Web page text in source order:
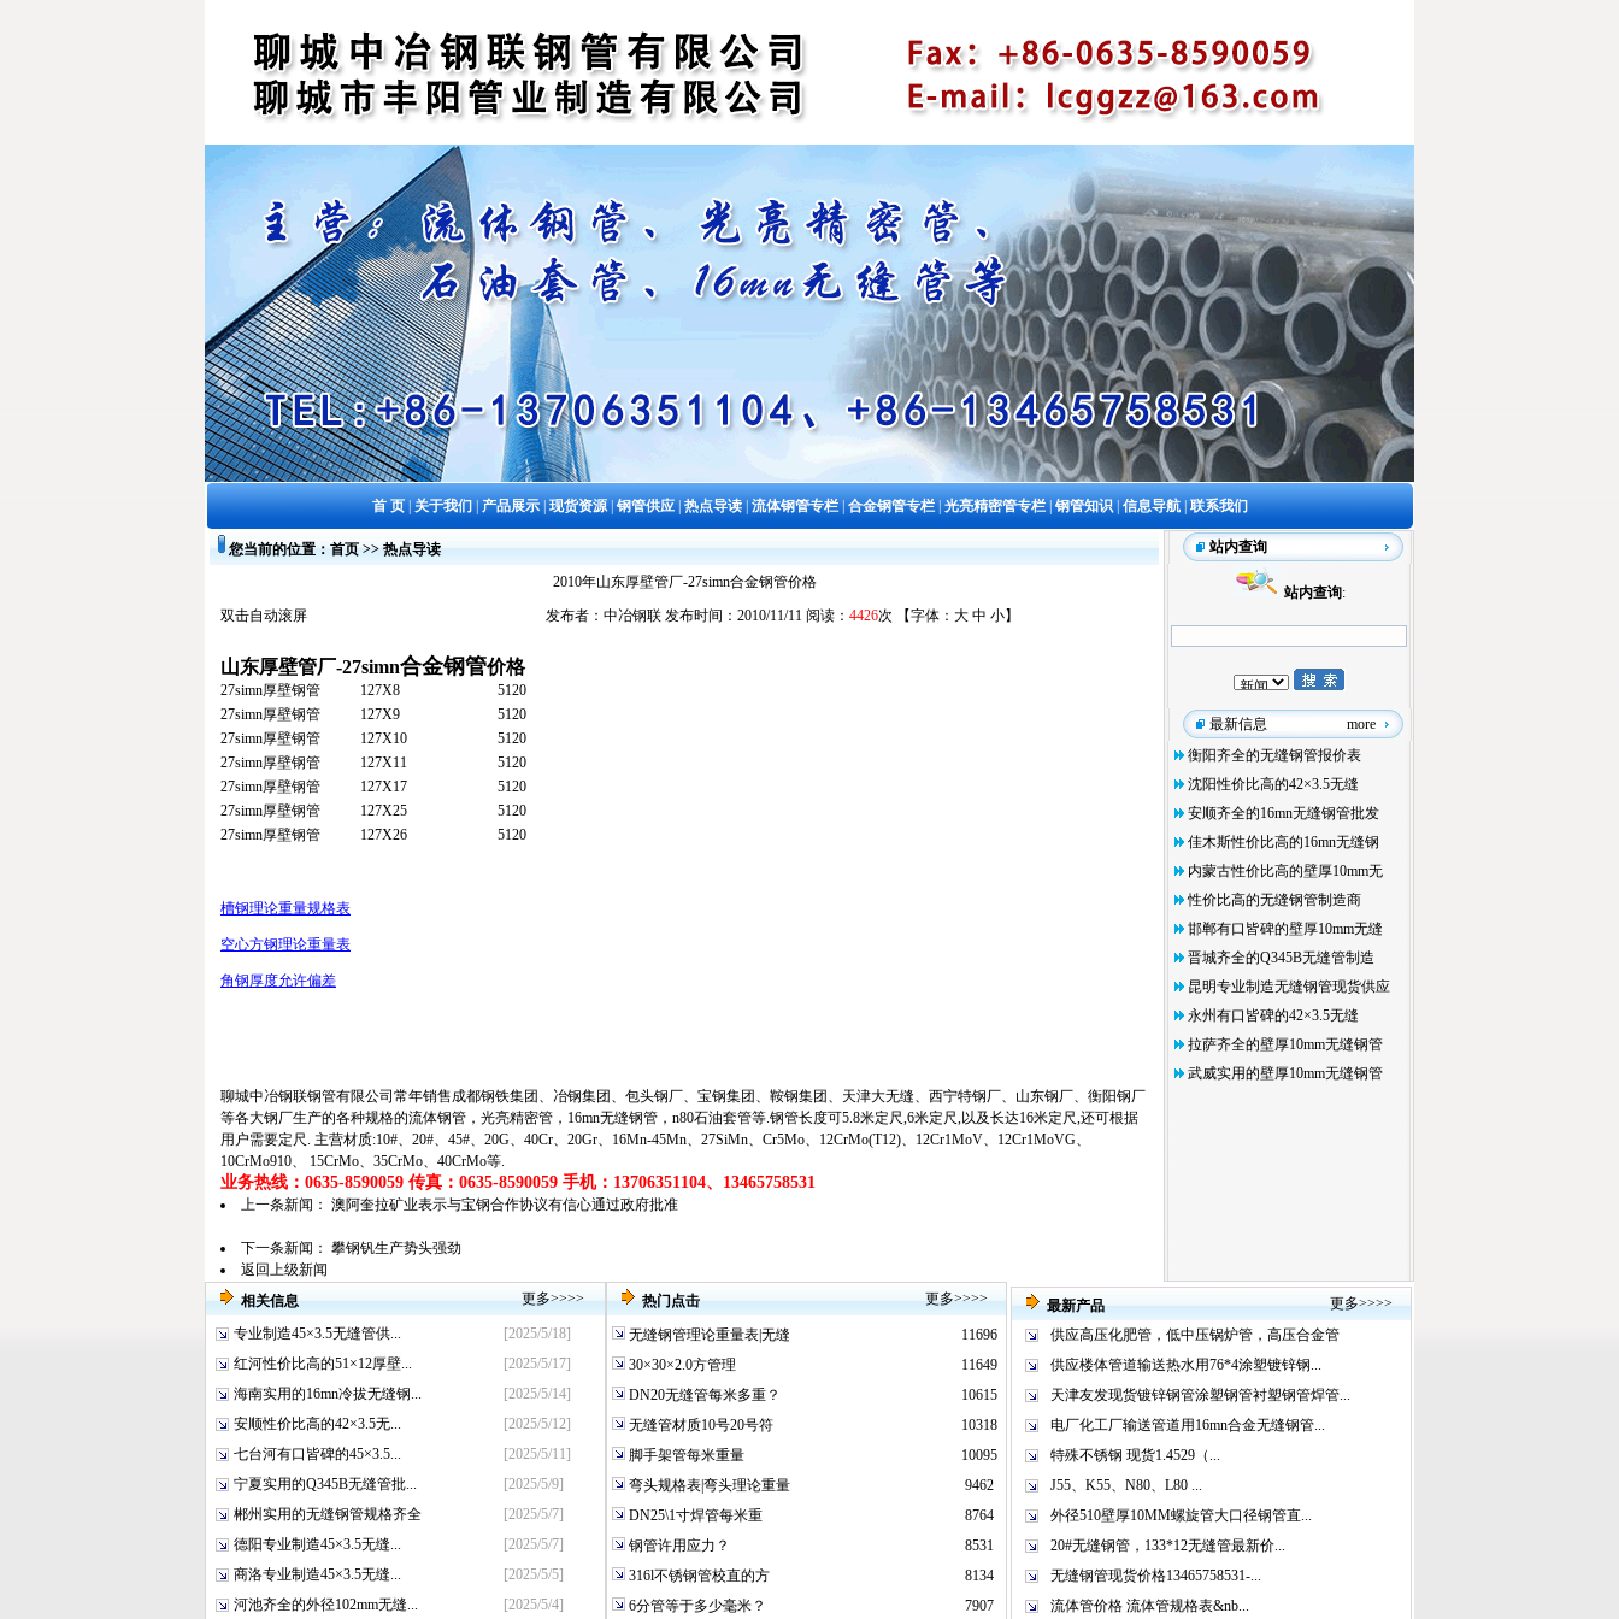
首 页|关于我们|产品展示|现货资源|钢管供应|热点导读|流体钢管专栏|合金钢管专栏|光亮精密管专栏|钢管知识|信息导航 |联系我们
您当前的位置：首页>>热点导读
2010年山东厚壁管厂-27simn合金钢管价格
双击自动滚屏
发布者：中冶钢联 发布时间：2010/11/11 阅读： 4426次 【字体： 大 中 小】
山东厚壁管厂-27simn合金钢管价格
27simn厚壁钢管 127X8
5120
27simn厚壁钢管 127X9
5120
27simn厚壁钢管 127X10
5120
27simn厚壁钢管 127X11
5120
27simn厚壁钢管 127X17
5120
27simn厚壁钢管 127X25
5120
27simn厚壁钢管 127X26 5120
槽钢理论重量规格表
空心方钢理论重量表
角钢厚度允许偏差
聊城中冶钢联钢管有限公司常年销售成都钢铁集团、冶钢集团、包头钢厂、宝钢集团、鞍钢集团、天津大无缝、西宁特钢厂、山东钢厂、衡阳钢厂
等各大钢厂生产的各种规格的流体钢管 ， 光亮精密管 ， 16mn无缝钢管 ， n80石油套管等.钢管长度可5.8米定尺,6米定尺,以及长达16米定尺,还可根据
用户需要定尺. 主营材质:10#、20#、45#、20G、40Cr、20Gr、16Mn-45Mn、27SiMn、Cr5Mo、12CrMo(T12)、12Cr1MoV、12Cr1MoVG、
10CrMo910、 15CrMo、35CrMo、40CrMo等.
业务热线：0635-8590059 传真：0635-8590059 手机：13706351104、13465758531
上一条新闻： 澳阿奎拉矿业表示与宝钢合作协议有信心通过政府批准
下一条新闻： 攀钢钒生产势头强劲
返回上级新闻
站内查询
站内查询:
最新信息 more
衡阳齐全的无缝钢管报价表
沈阳性价比高的42×3.5无缝
安顺齐全的16mn无缝钢管批发
佳木斯性价比高的16mn无缝钢
内蒙古性价比高的壁厚10mm无
性价比高的无缝钢管制造商
邯郸有口皆碑的壁厚10mm无缝
晋城齐全的Q345B无缝管制造
昆明专业制造无缝钢管现货供应
永州有口皆碑的42×3.5无缝
拉萨齐全的壁厚10mm无缝钢管
武威实用的壁厚10mm无缝钢管
相关信息 更多>>>>
专业制造45×3.5无缝管供...
[2025/5/18]
红河性价比高的51×12厚壁...
[2025/5/17]
海南实用的16mn冷拔无缝钢...
[2025/5/14]
安顺性价比高的42×3.5无...
[2025/5/12]
七台河有口皆碑的45×3.5...
[2025/5/11]
宁夏实用的Q345B无缝管批...
[2025/5/9]
郴州实用的无缝钢管规格齐全
[2025/5/7]
德阳专业制造45×3.5无缝...
[2025/5/7]
商洛专业制造45×3.5无缝...
[2025/5/5]
河池齐全的外径102mm无缝...
[2025/5/4]
热门点击 更多>>>>
无缝钢管理论重量表|无缝
11696
30×30×2.0方管理
11649
DN20无缝管每米多重？
10615
无缝管材质10号20号符
10318
脚手架管每米重量
10095
弯头规格表|弯头理论重量
9462
DN25\1寸焊管每米重
8764
钢管许用应力？
8531
316l不锈钢管校直的方
8134
6分管等于多少毫米？
7907
最新产品 更多>>>>
供应高压化肥管，低中压锅炉管，高压合金管
供应楼体管道输送热水用76*4涂塑镀锌钢...
天津友发现货镀锌钢管涂塑钢管衬塑钢管焊管...
电厂化工厂输送管道用16mn合金无缝钢管...
特殊不锈钢 现货1.4529（...
J55、K55、N80、L80 ...
外径510壁厚10MM螺旋管大口径钢管直...
20#无缝钢管，133*12无缝管最新价...
无缝钢管现货价格13465758531-...
流体管价格 流体管规格表&nb...